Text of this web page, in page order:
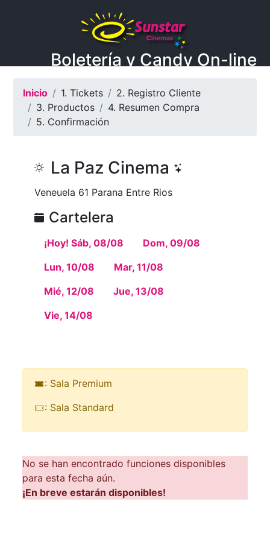
Boletería y Candy On-line
Inicio 1. Tickets
2. Registro Cliente
3. Productos
4. Resumen Compra
5. Confirmación
La Paz Cinema
Veneuela 61 Parana Entre Rios
Cartelera
¡Hoy! Sáb, 08/08
Dom, 09/08
Lun, 10/08
Mar, 11/08
Mié, 12/08
Jue, 13/08
Vie, 14/08
: Sala Premium
: Sala Standard
No se han encontrado funciones disponibles
para esta fecha aún.
¡En breve estarán disponibles!